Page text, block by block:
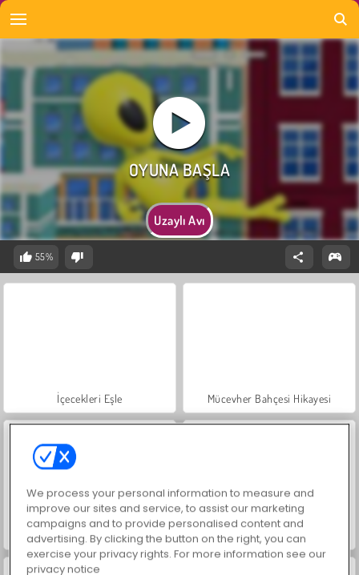
Uzaylı Avı
55%
İçecekleri Eşle Mücevher Bahçesi Hikayesi
Büyük Mahjong Eşleme Moda Prensesleri
We process your personal information to measure and
improve our sites and service, to assist our marketing
campaigns and to provide personalised content and
advertising. By clicking the button on the right, you can
exercise your privacy rights. For more information see our
privacy notice